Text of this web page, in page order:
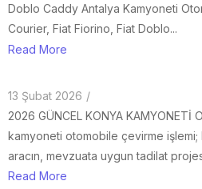
Doblo Caddy Antalya Kamyoneti
Courier, Fiat Fiorino, Fiat Doblo...
Read More
13 Şubat 2026 /
2026 GÜNCEL KONYA KAMYONETİ
kamyoneti otomobile çevirme işlemi;
aracın, mevzuata uygun tadilat
Read More